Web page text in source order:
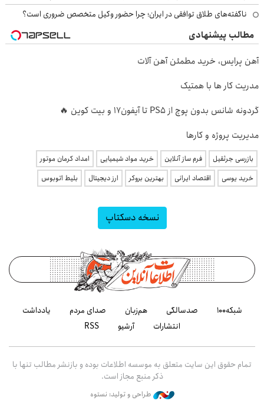
ناگفته‌های طلاق توافقی در ایران؛ چرا حضور وکیل متخصص ضروری است؟
مطالب پیشنهادی
آهن پرایس، خرید مطمئن آهن آلات
مدریت کار ها با همتیک
گردونه شانس بدون پوچ از PS5 تا آیفون17 و بیت کوین 🔥
مدیریت پروژه و کارها
بازرسی جرثقیل فرم ساز آنلاین خرید مواد شیمیایی
امداد کرمان موتور
خرید یوسی
اقتصاد ایرانی بهترین بروکر ارز دیجیتال بلیط اتوبوس
نسخه دسکتاپ
شبکه۱۰۰ صدسالگی هم‌زبان صدای مردم
یادداشت
انتشارات
آرشیو RSS
تمام حقوق این سایت متعلق به موسسه اطلاعات بوده و بازنشر مطالب تنها با
ذکر منبع مجاز است.
طراحی و تولید: نستوه